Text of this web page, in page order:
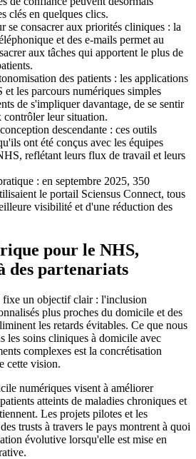
clés en quelques clics.
se consacrer aux priorités cliniques : la
et des e-mails permet au
aux tâches qui apportent le plus de
des patients : les applications
et les parcours numériques simples
de s'impliquer davantage, de se sentir
contrôler leur situation.
descendante : ces outils
ont été conçus avec les équipes
reflétant leurs flux de travail et leurs
: en septembre 2025, 350
le portail Sciensus Connect, tous
visibilité et d'une réduction des
pour le NHS,
des partenariats
un objectif clair : l'inclusion
plus proches du domicile et des
les retards évitables. Ce que nous
les soins cliniques à domicile avec
complexes est la concrétisation
cette vision.
numériques visent à améliorer
atteints de maladies chroniques et
Les projets pilotes et les
trusts à travers le pays montrent à quoi
évolutive lorsqu'elle est mise en